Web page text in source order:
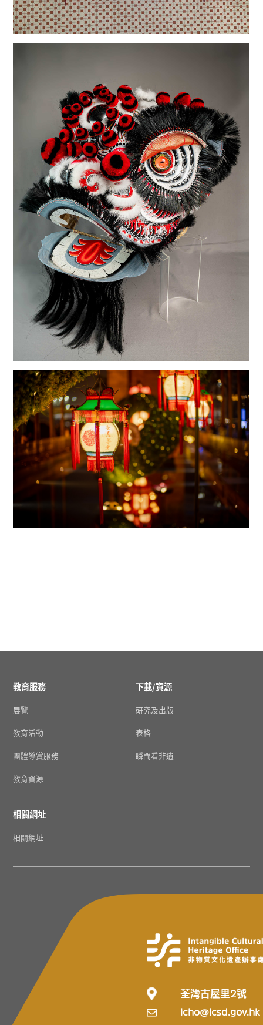
教育服務
展覽
教育活動
團體導賞服務
教育資源
下載/資源
研究及出版
表格
瞬間看非遺
相關網址
相關網址
荃灣古屋里2號
icho@lcsd.gov.hk